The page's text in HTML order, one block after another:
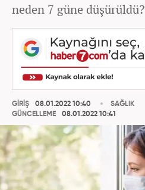
neden 7 güne düşürüldü?
GİRİŞ
08.01.2022 10:40
GÜNCELLEME
08.01.2022 10:41
SAĞLIK